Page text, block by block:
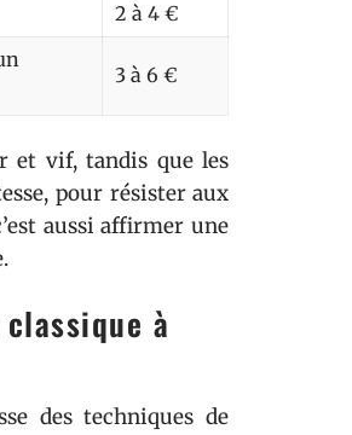
2 à 4 €
3 à 6 €
et vif, tandis que les
pour résister aux
aussi affirmer une
à
des techniques de